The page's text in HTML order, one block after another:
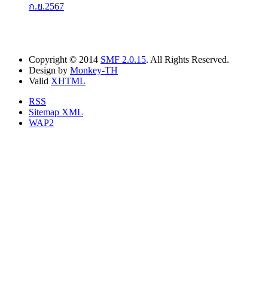
ก.ย.2567
Copyright © 2014 SMF 2.0.15. All Rights Reserved.
Design by Monkey-TH
Valid XHTML
RSS
Sitemap XML
WAP2